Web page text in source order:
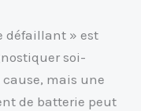
défaillant » est
soi-
mais une
de batterie peut